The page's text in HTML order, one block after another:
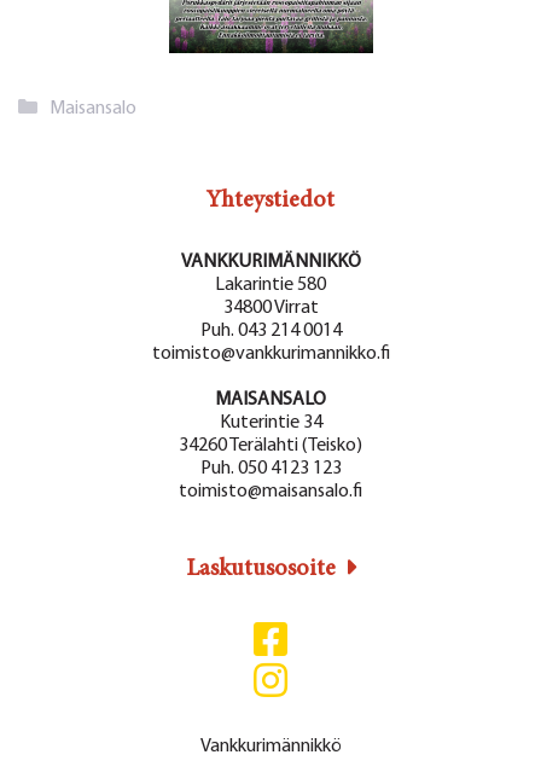
Kategoriat
Maisansalo
Yhteystiedot
VANKKURIMÄNNIKKÖ
Lakarintie 580
34800 Virrat
Puh. 043 214 0014
toimisto@vankkurimannikko.fi
MAISANSALO
Kuterintie 34
34260 Terälahti (Teisko)
Puh. 050 4123 123
toimisto@maisansalo.fi
Laskutusosoite
Vankkurimännikkö